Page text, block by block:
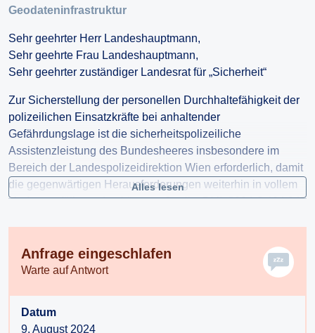
Geodateninfrastruktur
Sehr geehrter Herr Landeshauptmann,
Sehr geehrte Frau Landeshauptmann,
Sehr geehrter zuständiger Landesrat für „Sicherheit“
Zur Sicherstellung der personellen Durchhaltefähigkeit der
polizeilichen Einsatzkräfte bei anhaltender
Gefährdungslage ist die sicherheitspolizeiliche
Assistenzleistung des Bundesheeres insbesondere im
Bereich der Landespolizeidirektion Wien erforderlich, damit
die gegenwärtigen Herausforderungen weiterhin in vollem
Umfang erfüllt werden können. Quelle: BMI: 2024-0.404.945
In der Kronenzeitung vom 09.08.2024 wird der
Terrorexperte Dr. Stockhammer mit folgender Überschrift
zitiert: Terrorexperte: „Wir können so nicht weitermachen!“
Quelle:https://www.krone.at/3487867
In einem Heute Artikel vom 08.08.2024 wird ebenfalls Dr.
Stockhammer als Terrorexperte zitiert: Terror-Alarm: "70
Alles lesen
Anfrage eingeschlafen
Warte auf Antwort
Datum
9. August 2024